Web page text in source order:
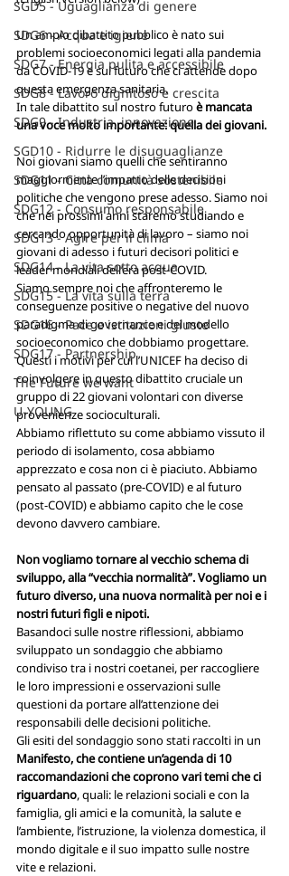
SGD5 - Uguaglianza di genere
SDG6 - Acqua e igiene
SDG7 - Energia pulita e accessibile
SDG8 - Lavoro dignitoso e crescita
SDG9 - Industria, innovazione
SGD10 - Ridurre le disuguaglianze
SDG11 - Città comunità sostenibile
SDG12 - Consumo responsabile
SDG13 - Agire per il clima
SDG14 - La vita sotto acqua
SDG15 - La vita sulla terra
SDG16 - Pace e istituzioni giuste
SDG17 - Partnership
The Future we want
U-YOUNG
Un ampio dibattito pubblico è nato sui
problemi socioeconomici legati alla pandemia
da COVID-19 e sul futuro che ci attende dopo
questa emergenza sanitaria.
In tale dibattito sul nostro futuro è mancata
una voce molto importante: quella dei giovani.
Noi giovani siamo quelli che sentiranno
maggiormente l’impatto delle decisioni
politiche che vengono prese adesso. Siamo noi
che nei prossimi anni staremo studiando e
cercando opportunità di lavoro – siamo noi
giovani di adesso i futuri decisori politici e
leader mondiali dell’era post-COVID.
Siamo sempre noi che affronteremo le
conseguenze positive o negative del nuovo
paradigma di governance e del modello
socioeconomico che dobbiamo progettare.
Questi i motivi per cui l’UNICEF ha deciso di
coinvolgere in questo dibattito cruciale un
gruppo di 22 giovani volontari con diverse
provenienze socioculturali.
Abbiamo riflettuto su come abbiamo vissuto il
periodo di isolamento, cosa abbiamo
apprezzato e cosa non ci è piaciuto. Abbiamo
pensato al passato (pre-COVID) e al futuro
(post-COVID) e abbiamo capito che le cose
devono davvero cambiare.
Non vogliamo tornare al vecchio schema di
sviluppo, alla “vecchia normalità”. Vogliamo un
futuro diverso, una nuova normalità per noi e i
nostri futuri figli e nipoti.
Basandoci sulle nostre riflessioni, abbiamo
sviluppato un sondaggio che abbiamo
condiviso tra i nostri coetanei, per raccogliere
le loro impressioni e osservazioni sulle
questioni da portare all’attenzione dei
responsabili delle decisioni politiche.
Gli esiti del sondaggio sono stati raccolti in un
Manifesto, che contiene un’agenda di 10
raccomandazioni che coprono vari temi che ci
riguardano, quali: le relazioni sociali e con la
famiglia, gli amici e la comunità, la salute e
l’ambiente, l’istruzione, la violenza domestica, il
mondo digitale e il suo impatto sulle nostre
vite e relazioni.